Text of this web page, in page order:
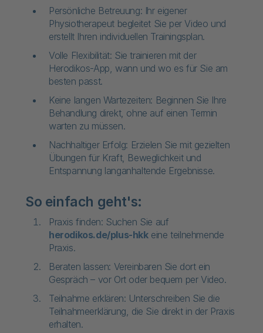
Persönliche Betreuung: Ihr eigener
Physiotherapeut begleitet Sie per Video und
erstellt Ihren individuellen Trainingsplan.
Volle Flexibilität: Sie trainieren mit der
Herodikos-App, wann und wo es für Sie am
besten passt.
Keine langen Wartezeiten: Beginnen Sie Ihre
Behandlung direkt, ohne auf einen Termin
warten zu müssen.
Nachhaltiger Erfolg: Erzielen Sie mit gezielten
Übungen für Kraft, Beweglichkeit und
Entspannung langanhaltende Ergebnisse.
So einfach geht's:
Praxis finden: Suchen Sie auf
herodikos.de/plus-hkkeine teilnehmende
Praxis.
Beraten lassen: Vereinbaren Sie dort ein
Gespräch – vor Ort oder bequem per Video.
Teilnahme erklären: Unterschreiben Sie die
Teilnahmeerklärung, die Sie direkt in der Praxis
erhalten.